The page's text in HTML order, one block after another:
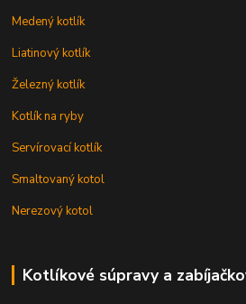
Medený kotlík
Liatinový kotlík
Železný kotlík
Kotlík na ryby
Servírovací kotlík
Smaltovaný kotol
Nerezový kotol
Kotlíkové súpravy a